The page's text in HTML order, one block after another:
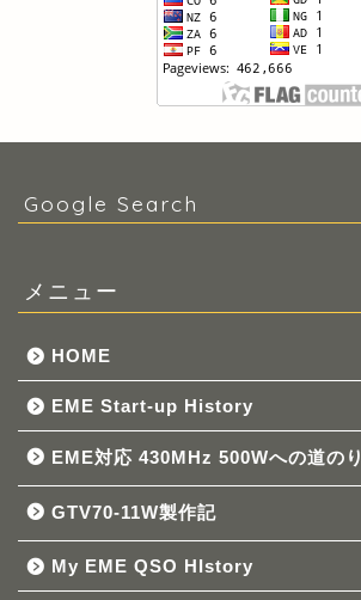
Google Search
メニュー
HOME
EME Start-up History
EME対応 430MHz 500Wへの道のり
GTV70-11W製作記
My EME QSO HIstory